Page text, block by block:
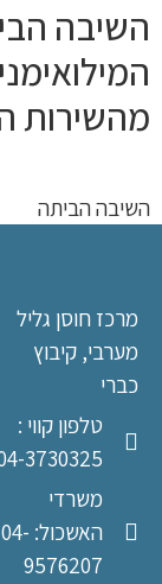
השיבה
מהשירות
השיבה הביתה
מרכז חוסן גליל
מערבי, קיבוץ
כברי
טלפון קווי :
3730325
משרדי
האשכול: 04-
9576207